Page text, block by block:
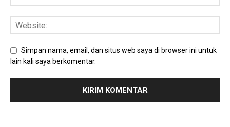
Simpan nama, email, dan situs web saya di browser ini untuk
lain kali saya berkomentar.